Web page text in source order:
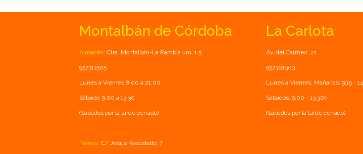
Montalbán de Córdoba
Almacén: Ctra. Montalbán-La Rambla km. 1.5
957311505
Lunes a Viernes 8:00 a 21:00
Sábado: 9:00 a 13:30
(Sábados por la tarde cerrado)
Tienda: C/ Jesús Rescatado, 7
La Carlota
Av. del Carmen, 21
957301303
Lunes a Viernes: Mañanas: 9:15 -
Sábados: 9:00 - 13:30h
(Sábados por la tarde cerrado)